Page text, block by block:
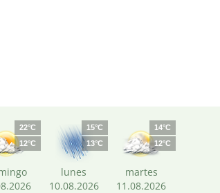
22°C
12°C
15°C
13°C
lunes
10.08.2026
14°C
12°C
martes
11.08.2026